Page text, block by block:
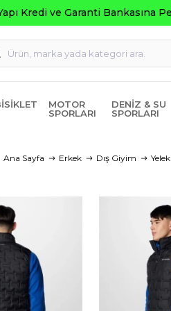
Peşin Fiyatına 6 Taksit
MOTOR
SPORLARI
DENIZ & SU
SPORLARI
Ana Sayfa Erkek Dış Giyim Yelek